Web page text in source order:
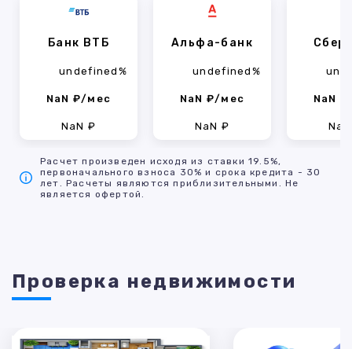
Банк ВТБ
undefined%
NaN ₽/мес
NaN ₽
Альфа-банк
undefined%
NaN ₽/мес
NaN ₽
NaN
Расчет произведен исходя из ставки 19.5%,
первоначального взноса 30% и срока кредита - 30
лет. Расчеты являются приблизительными. Не
является офертой.
Проверка недвижимости